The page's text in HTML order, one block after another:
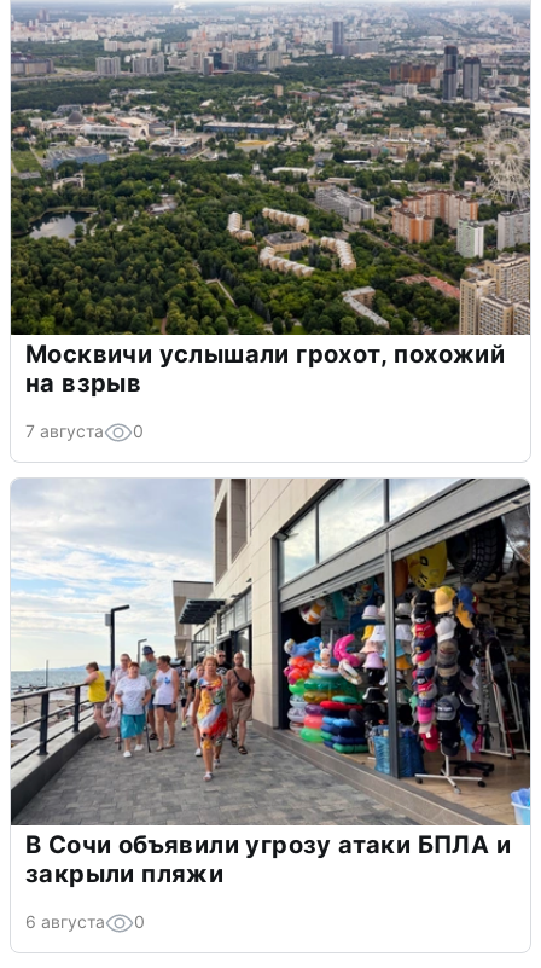
Москвичи услышали грохот, похожий
на взрыв
7 августа 0
В Сочи объявили угрозу атаки БПЛА и
закрыли пляжи
6 августа 0